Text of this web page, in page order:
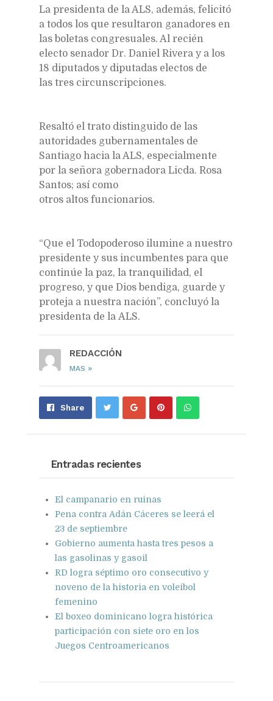
La presidenta de la ALS, además, felicitó
a todos los que resultaron ganadores en
las boletas congresuales. Al recién
electo senador Dr. Daniel Rivera y a los
18 diputados y diputadas electos de
las tres circunscripciones.
Resaltó el trato distinguido de las
autoridades gubernamentales de
Santiago hacia la ALS, especialmente
por la señora gobernadora Licda. Rosa
Santos; así como
otros altos funcionarios.
“Que el Todopoderoso ilumine a nuestro
presidente y sus incumbentes para que
continúe la paz, la tranquilidad, el
progreso, y que Dios bendiga, guarde y
proteja a nuestra nación”, concluyó la
presidenta de la ALS.
REDACCIÓN
MAS »
Share Share Pin Send
Entradas recientes
El campanario en ruinas
Pena contra Adán Cáceres se leerá el
23 de septiembre
Gobierno aumenta hasta tres pesos a
las gasolinas y gasoil
RD logra séptimo oro consecutivo y
noveno de la historia en voleibol
femenino
El boxeo dominicano logra histórica
participación con siete oro en los
Juegos Centroamericanos